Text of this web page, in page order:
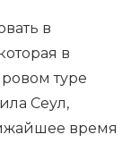
в
в
туре
Сеул,
время